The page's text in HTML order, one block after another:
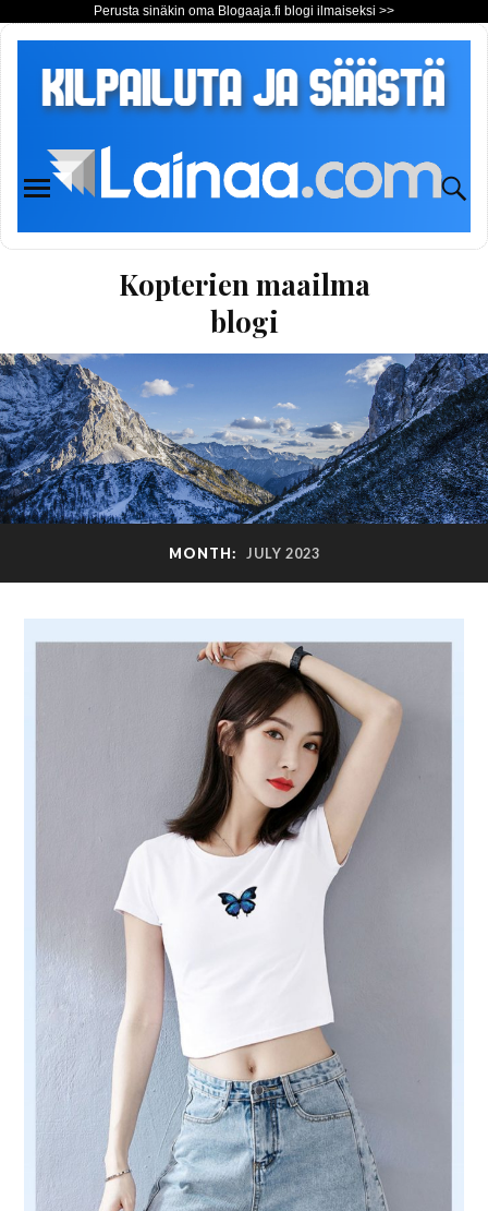
Perusta sinäkin oma Blogaaja.fi blogi ilmaiseksi >>
Kopterien maailma
blogi
MONTH: JULY 2023